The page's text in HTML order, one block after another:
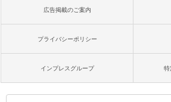
広告掲載のご案内
プライバシーポリシー
インプレスグループ 特